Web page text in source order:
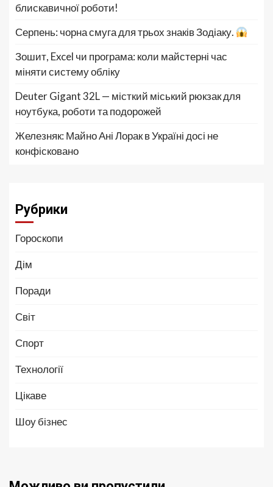
блискавичної роботи!
Серпень: чорна смуга для трьох знаків Зодіаку.
Зошит, Excel чи програма: коли майстерні час
міняти систему обліку
Deuter Gigant 32L — місткий міський рюкзак для
ноутбука, роботи та подорожей
Железняк: Майно Ані Лорак в Україні досі не
конфісковано
Рубрики
Гороскопи
Дім
Поради
Світ
Спорт
Технології
Цікаве
Шоу бізнес